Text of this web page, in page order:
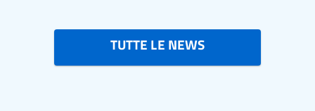
TUTTE LE NEWS